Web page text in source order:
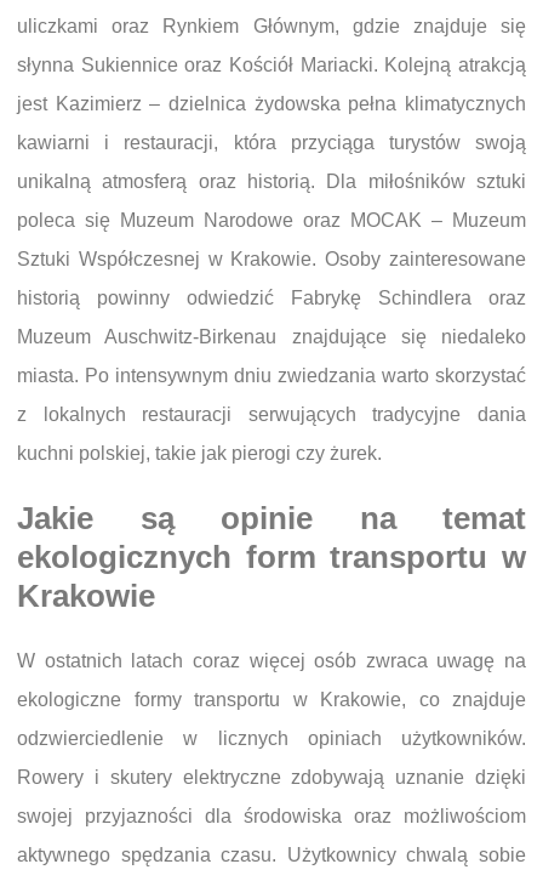
uliczkami oraz Rynkiem Głównym, gdzie znajduje się
słynna Sukiennice oraz Kościół Mariacki. Kolejną atrakcją
jest Kazimierz – dzielnica żydowska pełna klimatycznych
kawiarni i restauracji, która przyciąga turystów swoją
unikalną atmosferą oraz historią. Dla miłośników sztuki
poleca się Muzeum Narodowe oraz MOCAK – Muzeum
Sztuki Współczesnej w Krakowie. Osoby zainteresowane
historią powinny odwiedzić Fabrykę Schindlera oraz
Muzeum Auschwitz-Birkenau znajdujące się niedaleko
miasta. Po intensywnym dniu zwiedzania warto skorzystać
z lokalnych restauracji serwujących tradycyjne dania
kuchni polskiej, takie jak pierogi czy żurek.
Jakie są opinie na temat
ekologicznych form transportu w
Krakowie
W ostatnich latach coraz więcej osób zwraca uwagę na
ekologiczne formy transportu w Krakowie, co znajduje
odzwierciedlenie w licznych opiniach użytkowników.
Rowery i skutery elektryczne zdobywają uznanie dzięki
swojej przyjazności dla środowiska oraz możliwościom
aktywnego spędzania czasu. Użytkownicy chwalą sobie